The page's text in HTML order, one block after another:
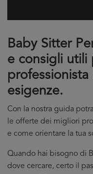
Baby Sitter
e consigli utili
esigenze.
Con la nostra guida
le offerte dei migliori
e come orientare la tua
Quando hai bisogno di
dove cercare, certo il